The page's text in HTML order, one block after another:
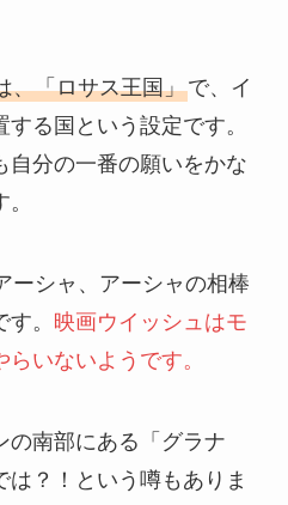
、「ロサス王国」で、イ
る国という設定です。
自分の一番の願いをかな
ーシャ、アーシャの相棒
。 映画ウイッシュはモ
いないようです。
の南部にある「グラナ
は？！という噂もありま